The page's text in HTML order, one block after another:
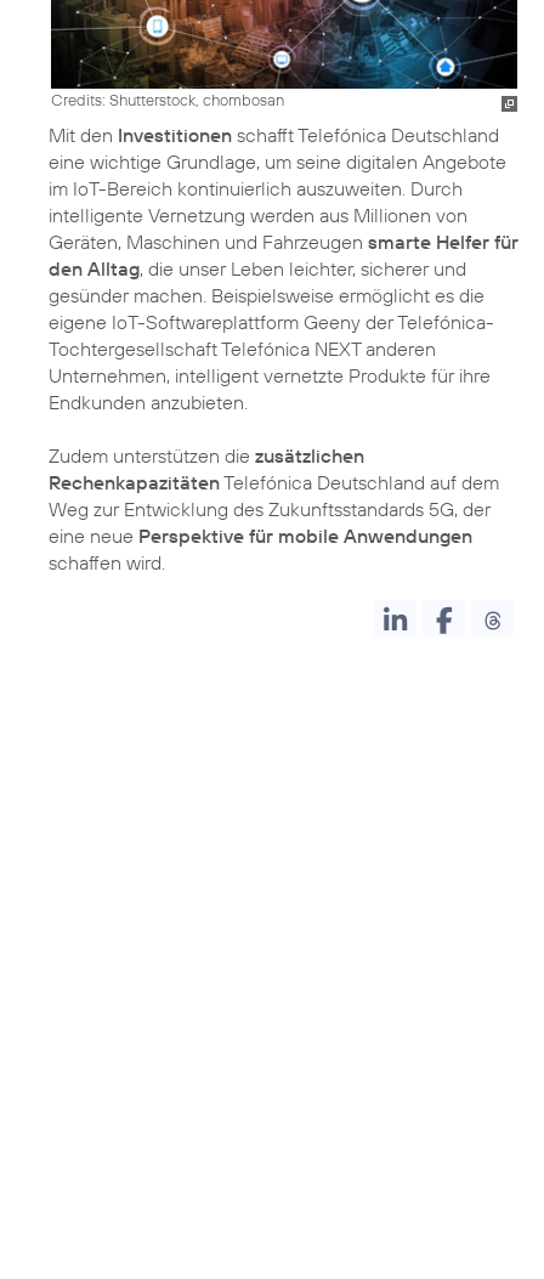
Credits: Shutterstock, chombosan
Mit den Investitionen schafft Telefónica Deutschland
eine wichtige Grundlage, um seine digitalen Angebote
im IoT-Bereich kontinuierlich auszuweiten. Durch
intelligente Vernetzung werden aus Millionen von
Geräten, Maschinen und Fahrzeugen smarte Helfer für
den Alltag, die unser Leben leichter, sicherer und
gesünder machen. Beispielsweise ermöglicht es die
eigene IoT-Softwareplattform Geeny der Telefónica-
Tochtergesellschaft Telefónica NEXT anderen
Unternehmen, intelligent vernetzte Produkte für ihre
Endkunden anzubieten.
Zudem unterstützen die zusätzlichen
RechenkapazitätenTelefónica Deutschland auf dem
Weg zur Entwicklung des Zukunftsstandards 5G, der
eine neue Perspektive für mobile Anwendungen
schaffen wird.